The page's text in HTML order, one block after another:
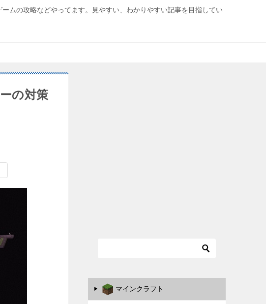
ームの攻略などやってます。見やすい、わかりやすい記事を目指してい
の対策
マインクラフト